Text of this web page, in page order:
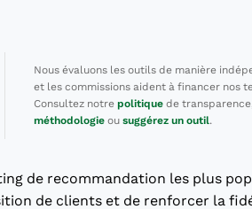
Nous évaluons les outils de manière
et les commissions aident à financer nos
Consultez notre politiquede
méthodologieou suggérez un outil.
de recommandation les plus
de clients et de renforcer la